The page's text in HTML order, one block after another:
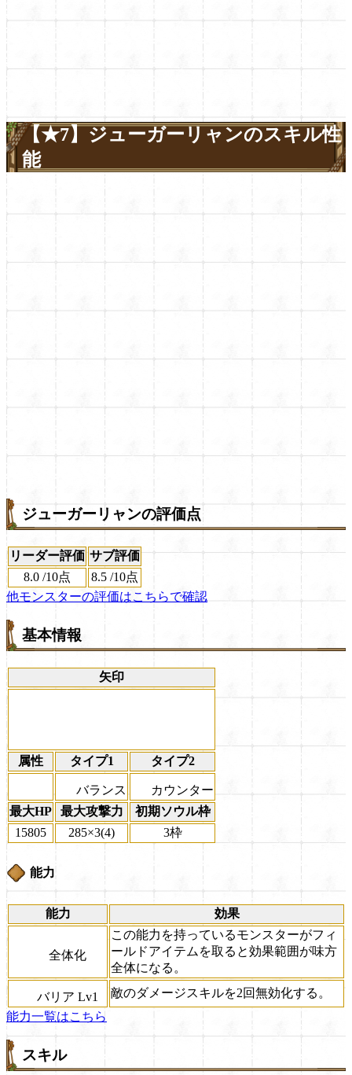
【★7】ジューガーリャンのスキル性
能
ジューガーリャンの評価点
リーダー評価 サブ評価
8.0 /10点 8.5 /10点
他モンスターの評価はこちらで確認
基本情報
矢印
属性 タイプ1 タイプ2
バランス
カウンター
最大HP
最大攻撃力
初期ソウル枠
15805
285×3(4) 3枠
能力
能力 効果
全体化
この能力を持っているモンスターがフィ
ールドアイテムを取ると効果範囲が味方
全体になる。
バリア Lv1
敵のダメージスキルを2回無効化する。
能力一覧はこちら
スキル